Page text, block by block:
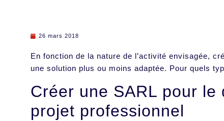
26 mars 2018
En fonction de la nature de l’activité envisagée,
une solution plus ou moins adaptée. Pour quels
Créer une SARL pour le
projet professionnel